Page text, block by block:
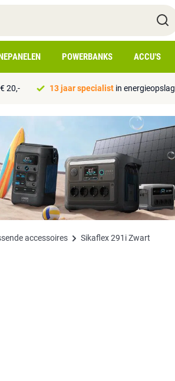
POWERBANKS ACCU'S
20,- 13 jaar specialist in energieopslag
accessoires Sikaflex 291i Zwart